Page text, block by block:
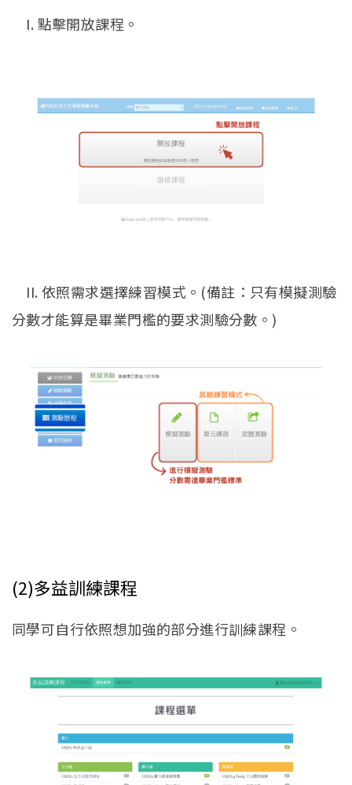
I. 點擊開放課程。
II. 依照需求選擇練習模式。(備註：只有模擬測驗
分數才能算是畢業門檻的要求測驗分數。)
(2)多益訓練課程
同學可自行依照想加強的部分進行訓練課程。